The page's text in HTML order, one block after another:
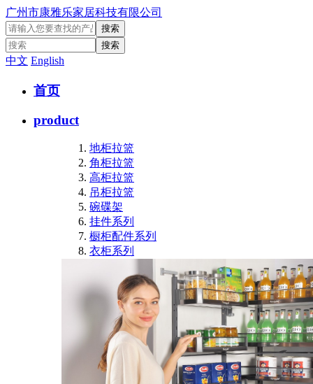
广州市康雅乐家居科技有限公司
中文 English
首页
product
地柜拉篮
角柜拉篮
高柜拉篮
吊柜拉篮
碗碟架
挂件系列
橱柜配件系列
衣柜系列